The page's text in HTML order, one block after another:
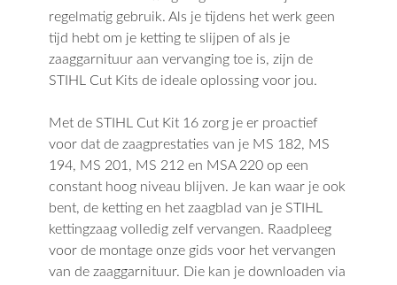
regelmatig gebruik. Als je tijdens het werk geen
tijd hebt om je ketting te slijpen of als je
zaaggarnituur aan vervanging toe is, zijn de
STIHL Cut Kits de ideale oplossing voor jou.
Met de STIHL Cut Kit 16 zorg je er proactief
voor dat de zaagprestaties van je MS 182, MS
194, MS 201, MS 212 en MSA 220 op een
constant hoog niveau blijven. Je kan waar je ook
bent, de ketting en het zaagblad van je STIHL
kettingzaag volledig zelf vervangen. Raadpleeg
voor de montage onze gids voor het vervangen
van de zaaggarnituur. Die kan je downloaden via